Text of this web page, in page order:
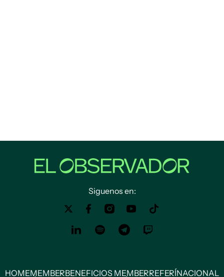
Siguenos en:
HOMEMEMBERBENEFICIOS MEMBERREFERÍNACIONAL